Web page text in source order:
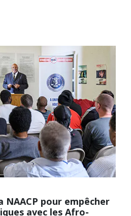
NAACP pour empêcher
avec les Afro-